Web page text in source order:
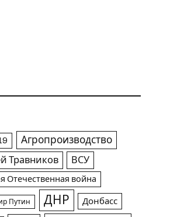
Агропроизводство
Травников ВСУ
Отечественная война
Путин ДНР Донбасс